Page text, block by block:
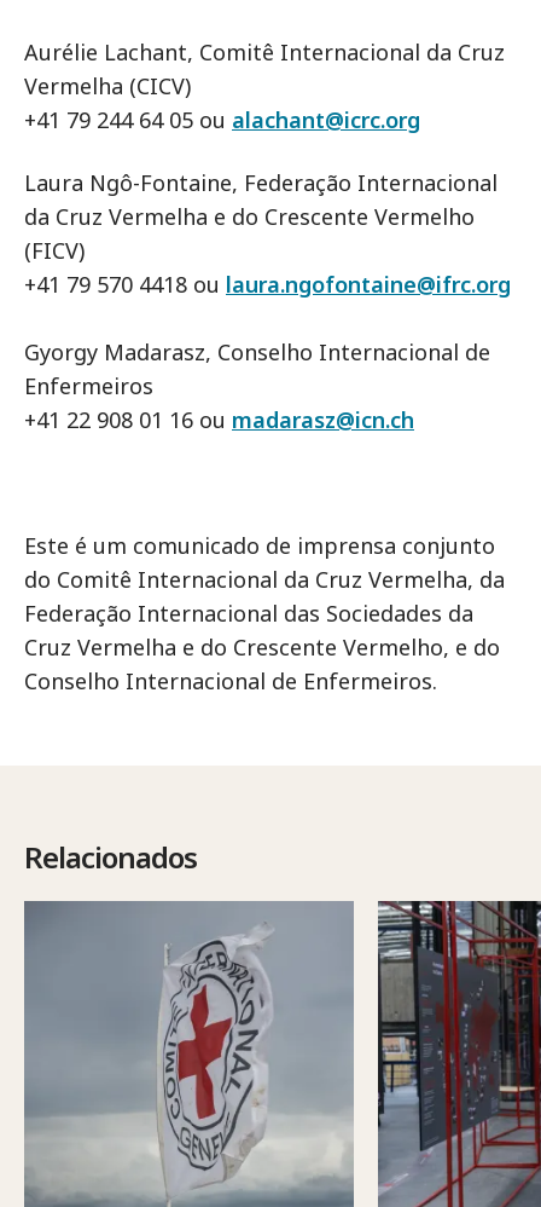
Aurélie Lachant, Comitê Internacional da Cruz
Vermelha (CICV)
+41 79 244 64 05 ou alachant@icrc.org
Laura Ngô-Fontaine, Federação Internacional
da Cruz Vermelha e do Crescente Vermelho
(FICV)
+41 79 570 4418 ou laura.ngofontaine@ifrc.org
Gyorgy Madarasz, Conselho Internacional de
Enfermeiros
+41 22 908 01 16 ou madarasz@icn.ch
Este é um comunicado de imprensa conjunto
do Comitê Internacional da Cruz Vermelha, da
Federação Internacional das Sociedades da
Cruz Vermelha e do Crescente Vermelho, e do
Conselho Internacional de Enfermeiros.
Relacionados